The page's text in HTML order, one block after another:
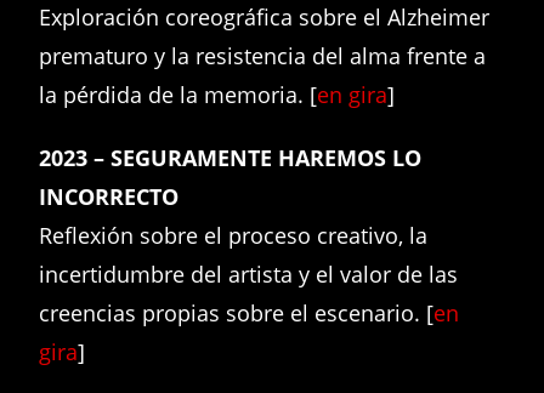
Exploración coreográfica sobre el Alzheimer
prematuro y la resistencia del alma frente a
la pérdida de la memoria. [en gira]
2023 – SEGURAMENTE HAREMOS LO
INCORRECTO
Reflexión sobre el proceso creativo, la
incertidumbre del artista y el valor de las
creencias propias sobre el escenario. [en
gira]